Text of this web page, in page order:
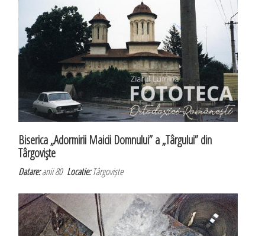
Biserica „Adormirii Maicii Domnului” a „Târgului” din
Târgovişte
Datare:anii 80Locatie:Târgoviște